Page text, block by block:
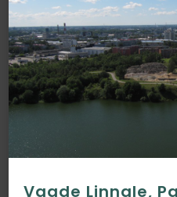
Vaade Linnale,